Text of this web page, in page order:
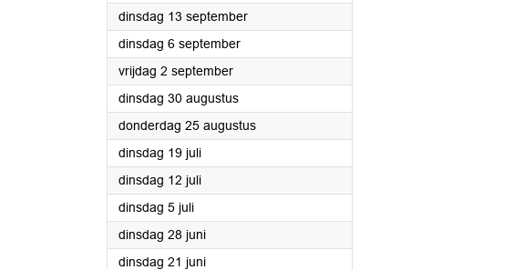
dinsdag 13 september2022
dinsdag 6 september2022
vrijdag 2 september2022
dinsdag 30 augustus2022
donderdag 25 augustus2022
dinsdag 19 juli2022
dinsdag 12 juli2022
dinsdag 5 juli2022
dinsdag 28 juni2022
dinsdag 21 juni2022